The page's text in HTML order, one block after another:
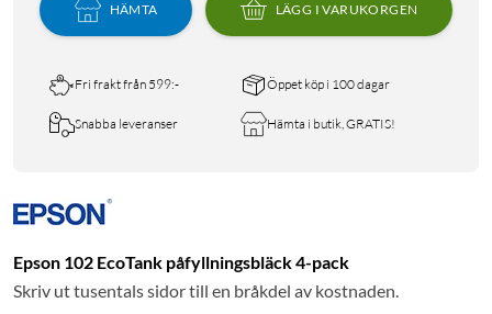
HÄMTA LÄGG I VARUKORGEN
Fri frakt från 599:- Öppet köp i 100 dagar
Snabba leveranser Hämta i butik, GRATIS!
Epson 102 EcoTank påfyllningsbläck 4-pack
Skriv ut tusentals sidor till en bråkdel av kostnaden.